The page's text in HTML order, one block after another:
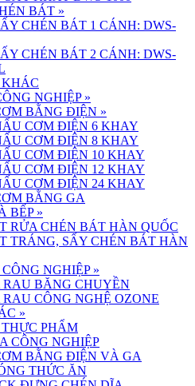
BÁT »
CHÉN BÁT 1 CÁNH: DWS-
CHÉN BÁT 2 CÁNH: DWS-
NGHIỆP »
BẰNG ĐIỆN »
CƠM ĐIỆN 6 KHAY
CƠM ĐIỆN 8 KHAY
CƠM ĐIỆN 10 KHAY
CƠM ĐIỆN 12 KHAY
CƠM ĐIỆN 24 KHAY
BẰNG GA
BẾP »
RỬA CHÉN BÁT HÀN QUỐC
TRÁNG, SẤY CHÉN BÁT HÀN
NGHIỆP »
BĂNG CHUYỀN
CÔNG NGHỆ OZONE
»
PHẨM
CÔNG NGHIỆP
BẰNG ĐIỆN VÀ GA
THỨC ĂN